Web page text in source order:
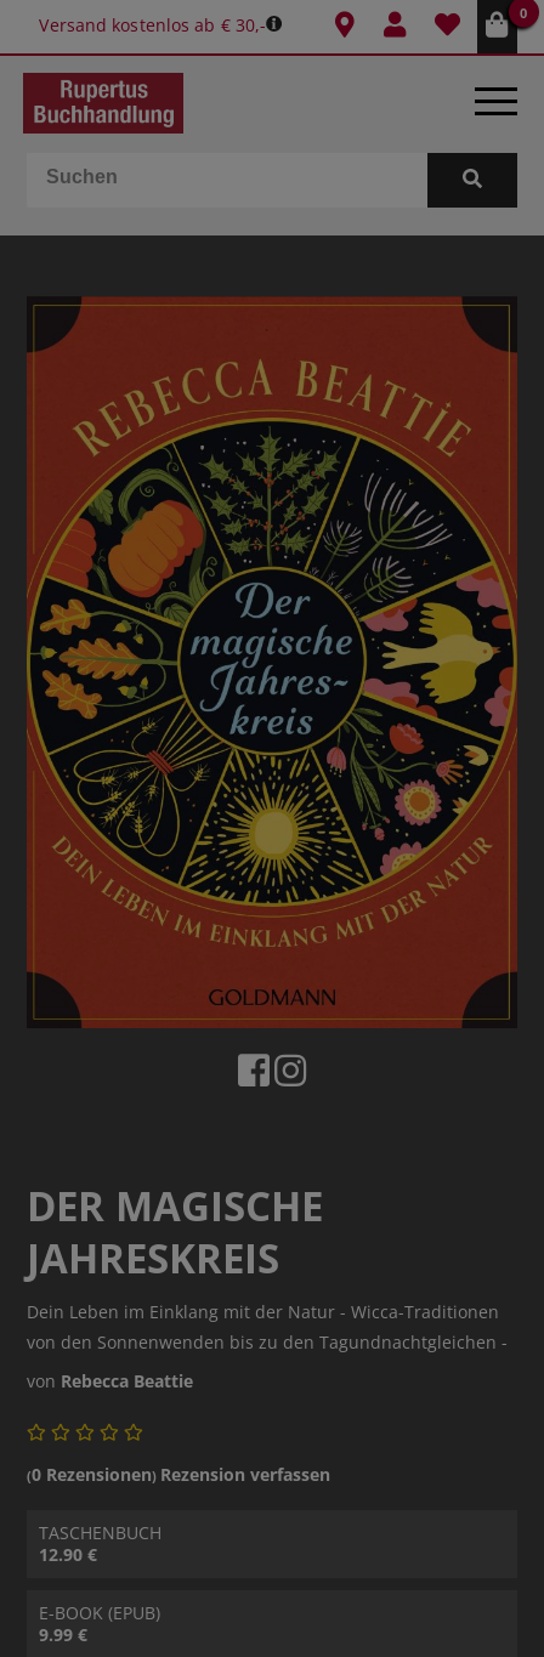
Versand kostenlos ab € 30,-
0
BÜCHER
SPIELE
GESCHENKIDEEN & MEHR
SCHULE & BÜRO
BUCHTIPPS
DER MAGISCHE
JAHRESKREIS
Dein Leben im Einklang mit der Natur - Wicca-Traditionen
von den Sonnenwenden bis zu den Tagundnachtgleichen -
von Rebecca Beattie
(0 Rezensionen) Rezension verfassen
TASCHENBUCH
12.90 €
E-BOOK (EPUB)
9.99 €